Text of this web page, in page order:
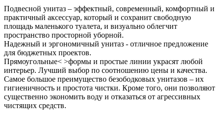
Подвесной унитаз – эффектный, современный, комфортный и
практичный аксессуар, который и сохранит свободную
площадь маленького туалета, и визуально облегчит
пространство просторной уборной.
Надежный и эргономичный унитаз - отличное предложение
для бюджетных проектов.
Прямоугольные< >формы и простые линии украсят любой
интерьер. Лучший выбор по соотношению цены и качества.
Самое большое преимущество безободковых унитазов – их
гигиеничность и простота чистки. Кроме того, они позволяют
существенно экономить воду и отказаться от агрессивных
чистящих средств.